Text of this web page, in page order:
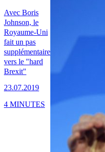
Avec Boris
Johnson, le
Royaume-Uni
fait un pas
supplémentaire
vers le "hard
Brexit"
23.07.2019
4 MINUTES